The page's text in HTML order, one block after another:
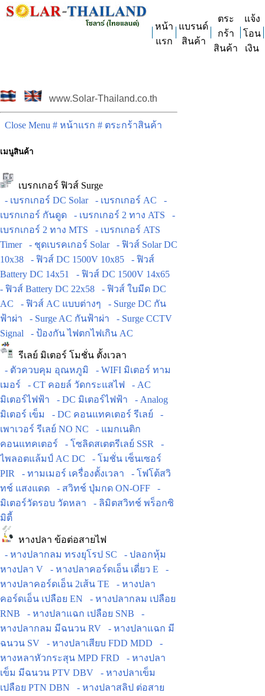
หน้า
แรก
แบรนด์
สินค้า
ตระ
กร้า
สินค้า
แจ้ง
โอน
เงิน
www.Solar-Thailand.co.th
Close Menu # หน้าแรก # ตระกร้าสินค้า
เมนูสินค้า
เบรกเกอร์ ฟิวส์ Surge
- เบรกเกอร์ DC Solar
- เบรกเกอร์ AC
-
เบรกเกอร์ กันดูด
- เบรกเกอร์ 2 ทาง ATS
-
เบรกเกอร์ 2 ทาง MTS
- เบรกเกอร์ ATS
Timer
- ชุดเบรคเกอร์ Solar
- ฟิวส์ Solar DC
10x38
- ฟิวส์ DC 1500V 10x85
- ฟิวส์
Battery DC 14x51
- ฟิวส์ DC 1500V 14x65
- ฟิวส์ Battery DC 22x58
- ฟิวส์ ใบมีด DC
AC
- ฟิวส์ AC แบบต่างๆ
- Surge DC กัน
ฟ้าผ่า
- Surge AC กันฟ้าผ่า
- Surge CCTV
Signal
- ป้องกัน ไฟตกไฟเกิน AC
รีเลย์ มิเตอร์ โมชั่น ตั้งเวลา
- ตัวควบคุม อุณหภูมิ
- WIFI มิเตอร์ ทาม
เมอร์
- CT คอยล์ วัดกระแสไฟ
- AC
มิเตอร์ไฟฟ้า
- DC มิเตอร์ไฟฟ้า
- Analog
มิเตอร์ เข็ม
- DC คอนแทคเตอร์ รีเลย์
-
เพาเวอร์ รีเลย์ NO NC
- แมกเนติก
คอนแทคเตอร์
- โซลิดสเตตรีเลย์ SSR
-
ไพลอตแล้มป์ AC DC
- โมชั่น เซ็นเซอร์
PIR
- ทามเมอร์ เครื่องตั้งเวลา
- โฟโต้สวิ
ทช์ แสงแดด
- สวิทช์ ปุ่มกด ON-OFF
-
มิเตอร์วัดรอบ วัดหลา
- ลิมิตสวิทช์ พร็อกซิ
มิตี้
หางปลา ข้อต่อสายไฟ
- หางปลากลม ทรงยุโรป SC
- ปลอกหุ้ม
หางปลา V
- หางปลาคอร์ดเอ็น เดี่ยว E
-
หางปลาคอร์ดเอ็น 2เส้น TE
- หางปลา
คอร์ดเอ็น เปลือย EN
- หางปลากลม เปลือย
RNB
- หางปลาแฉก เปลือย SNB
-
หางปลากลม มีฉนวน RV
- หางปลาแฉก มี
ฉนวน SV
- หางปลาเสียบ FDD MDD
-
หางหลาหัวกระสุน MPD FRD
- หางปลา
เข็ม มีฉนวน PTV DBV
- หางปลาเข็ม
เปลือย PTN DBN
- หางปลาสลิป ต่อสาย